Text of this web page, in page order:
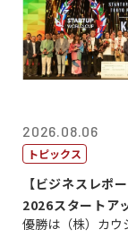
2026.08.06
トピックス
【ビジネスレポー
2026スタートア
ルドカップ東京
優勝は（株）カウ